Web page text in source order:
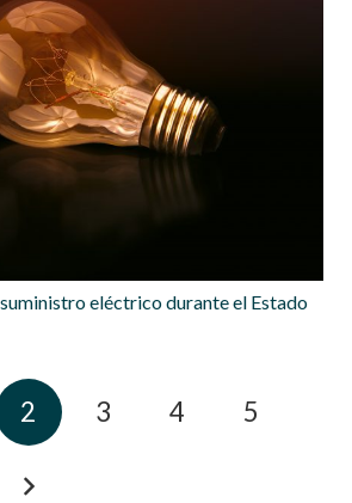
eléctrico durante el Estado
2 3 4 5